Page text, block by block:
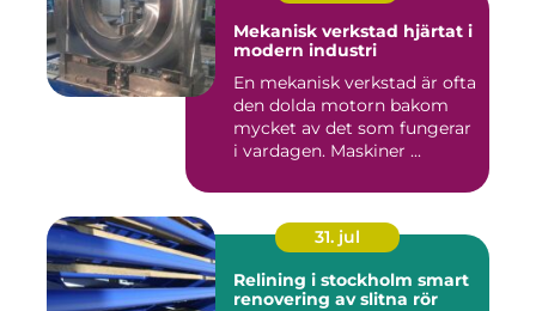
Mekanisk verkstad hjärtat i
modern industri
En mekanisk verkstad är ofta
den dolda motorn bakom
mycket av det som fungerar
i vardagen. Maskiner ...
31. jul
Relining i stockholm smart
renovering av slitna rör